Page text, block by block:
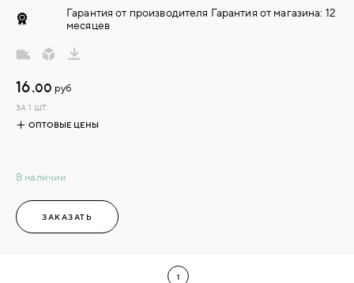
Гарантия от производителя Гарантия от магазина: 12
месяцев
В наличии
16.00 руб
ЗА 1 ШТ.
ОПТОВЫЕ ЦЕНЫ
ЗАКАЗАТЬ
1